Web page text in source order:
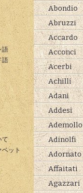
Abondio
Abruzzi
Accardo
Acconci
Acerbi
Achilli
Adani
Addesi
Ademollo
Adinolfi
Adornato
Affaitati
Agazzari
語
語
て
ット